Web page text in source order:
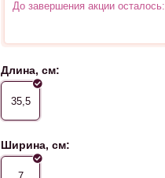
До завершения акции осталось:
Длина, см:
35,5
Ширина, см:
7